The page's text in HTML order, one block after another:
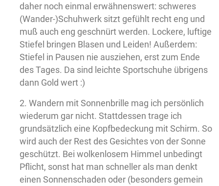
daher noch einmal erwähnenswert: schweres
(Wander-)Schuhwerk sitzt gefühlt recht eng und
muß auch eng geschnürt werden. Lockere, luftige
Stiefel bringen Blasen und Leiden! Außerdem:
Stiefel in Pausen nie ausziehen, erst zum Ende
des Tages. Da sind leichte Sportschuhe übrigens
dann Gold wert :)
2. Wandern mit Sonnenbrille mag ich persönlich
wiederum gar nicht. Stattdessen trage ich
grundsätzlich eine Kopfbedeckung mit Schirm. So
wird auch der Rest des Gesichtes von der Sonne
geschützt. Bei wolkenlosem Himmel unbedingt
Pflicht, sonst hat man schneller als man denkt
einen Sonnenschaden oder (besonders gemein